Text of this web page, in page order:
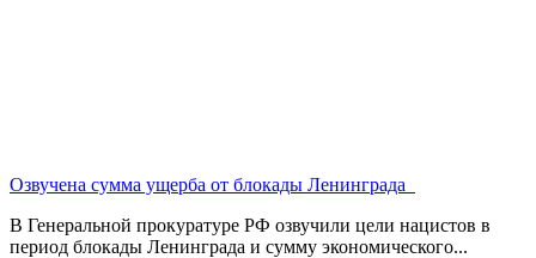
Озвучена сумма ущерба от блокады Ленинграда
В Генеральной прокуратуре РФ озвучили цели нацистов в
период блокады Ленинграда и сумму экономического...